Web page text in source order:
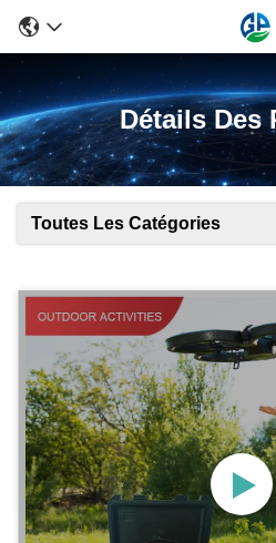
Détails Des
Toutes Les Catégories